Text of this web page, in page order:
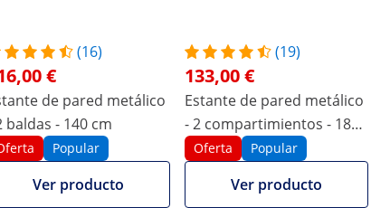
(16)
€
de pared metálico
baldas - 140 cm
Popular
Ver producto
(19)
133,00 €
Estante de pared metálico
- 2 compartimientos - 180
cm
Oferta Popular
Ver producto